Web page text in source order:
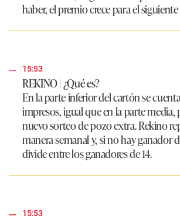
haber, el premio crece para el
15:53
REKINO | ¿Qué es?
En la parte inferior del cartón se
impresos, igual que en la parte media,
nuevo sorteo de pozo extra. Rekino
manera semanal y, si no hay ganador
divide entre los ganadores de 14.
15:53